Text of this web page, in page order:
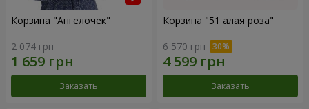
Корзина "Ангелочек"
2 074 грн
Заказать
Корзина "51 алая роза"
6 570 грн
Заказать